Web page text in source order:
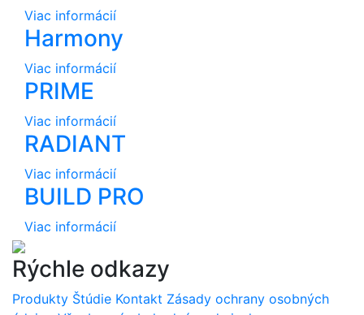
Viac informácií
Harmony
Viac informácií
PRIME
Viac informácií
RADIANT
Viac informácií
BUILD PRO
Viac informácií
Rýchle odkazy
Produkty Štúdie Kontakt Zásady ochrany osobných